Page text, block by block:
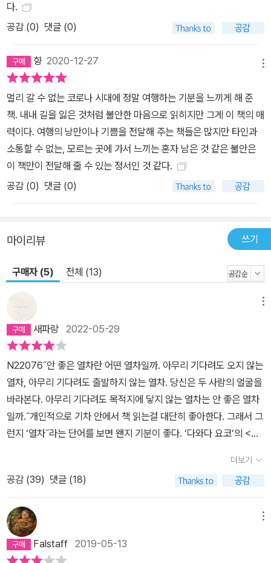
다.
공감 (0) 댓글 (0)
향2020-12-27
멀리 갈 수 없는 코로나 시대에 정말 여행하는 기분을 느끼게 해 준
책. 내내 길을 잃은 것처럼 불안한 마음으로 읽히지만 그게 이 책의 매
력이다. 여행의 낭만이나 기쁨을 전달해 주는 책들은 많지만 타인과
소통할 수 없는, 모르는 곳에 가서 느끼는 혼자 남은 것 같은 불안은
이 책만이 전달해 줄 수 있는 정서인 것 같다.
공감 (0) 댓글 (0)
마이리뷰 쓰기
구매자 (5) 전체 (13)
새파랑 2022-05-29
N22076˝안 좋은 열차란 어떤 열차일까. 아무리 기다려도 오지 않는
열차, 아무리 기다려도 출발하지 않는 열차. 당신은 두 사람의 얼굴을
바라본다. 아무리 기다려도 목적지에 닿지 않는 열차는 안 좋은 열차
일까.˝개인적으로 기차 안에서 책 읽는걸 대단히 좋아한다. 그래서 그
런지 ‘열차˝라는 단어를 보면 왠지 기분이 좋다. ‘다와다 요코‘의 <용
리고 왠지 올해 초에 읽었던 <리스본행 야간열차>가 생각나기도 했
다.[그래, 이미 시작한 얘기에서 물러설 순 없어. 지옥에 가도 친구는
생긴다. 이렇게 된 이상 갈 데까지 가보자. 독을 마실 바엔 그릇까지
핥아야지, 범죄자의 촌극을 끝까지 지켜봐주자 등등 마음에도 없는
생각이 당신의 머릿속을 스치고 지나갔다.] P.35일단 책 구성 자체가
대단히 낯설다. 주인공이 일관적이지 않고(아직도 같은 인물인지 아
더보기
공감 (39) 댓글 (18)
Falstaff 2019-05-13